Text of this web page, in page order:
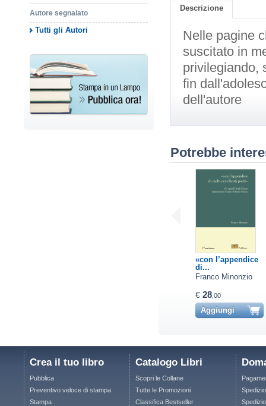
Autore segnalato
Tutti gli Autori
Descrizione
Nelle pagine
suscitato in
privilegiando,
fin
dell'autore
Potrebbe
«con l’appendice
di...
Franco Minonzio
€ 28,00
Aggiungi
Crea il tuo libro
Pubblica
Preventivo veloce di stampa
Stampa
Catalogo Libri
Scopri le Collane
Tutte le Promozioni
Classifica Bestseller